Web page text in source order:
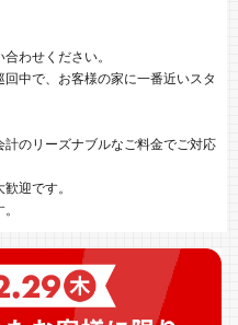
わせください。
中で、お客様の家に一番近いスタ
のリーズナブルなご料金でご対応
迎です。